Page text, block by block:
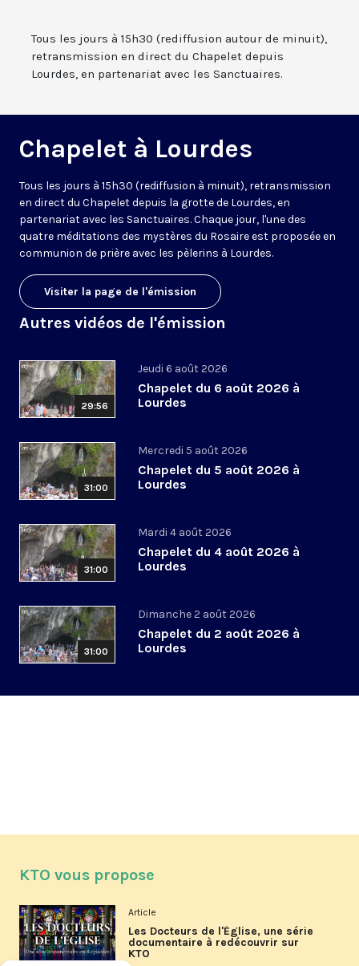
Tous les jours à 15h30 (rediffusion autour de minuit),
retransmission en direct du Chapelet depuis
Lourdes, en partenariat avec les Sanctuaires.
Chapelet à Lourdes
Tous les jours à 15h30 (rediffusion à minuit), retransmission
en direct du Chapelet depuis la grotte de Lourdes, en
partenariat avec les Sanctuaires. Chaque jour, l'une des
quatre méditations des mystères du Rosaire est proposée en
communion de prière avec les pèlerins à Lourdes.
Visiter la page de l'émission
Autres vidéos de l'émission
29:56
Jeudi 6 août 2026
Chapelet du 6 août 2026 à
Lourdes
31:00
Mercredi 5 août 2026
Chapelet du 5 août 2026 à
Lourdes
31:00
Mardi 4 août 2026
Chapelet du 4 août 2026 à
Lourdes
31:00
Dimanche 2 août 2026
Chapelet du 2 août 2026 à
Lourdes
KTO vous propose
Article
Les Docteurs de l'Église, une série
documentaire à redécouvrir sur
KTO